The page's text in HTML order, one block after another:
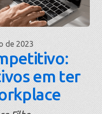
de 2023
em ter